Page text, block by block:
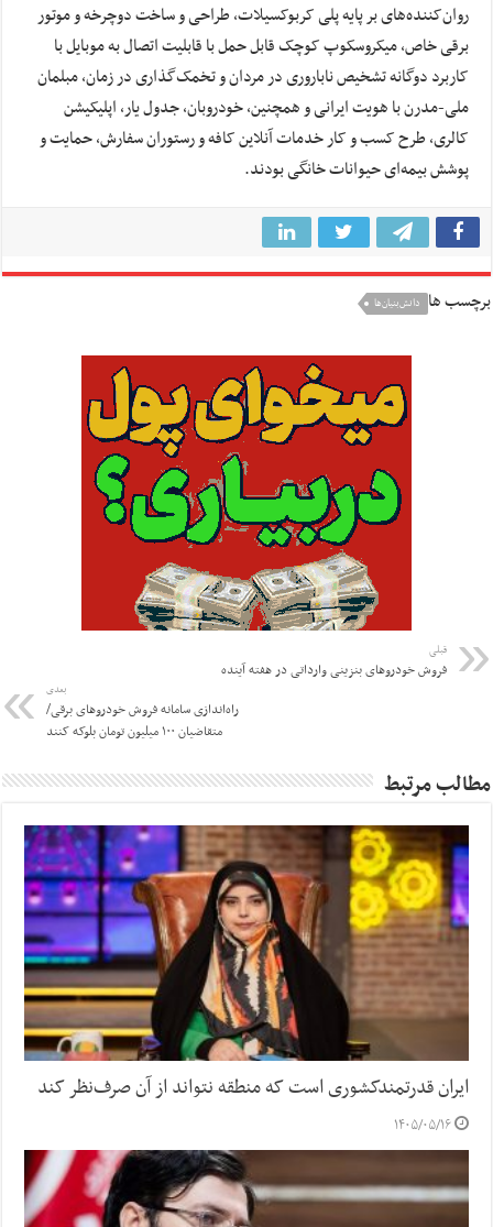
روان‌کننده‌های بر پایه پلی کربوکسیلات، طراحی و ساخت دوچرخه‌ و موتور
برقی خاص، میکروسکوپ کوچک قابل حمل با قابلیت اتصال به موبایل با
کاربرد دوگانه تشخیص ناباروری در مردان و تخمک‌گذاری در زمان، مبلمان
ملی-مدرن با هویت ایرانی و همچنین، خودروبان، جدول یار، اپلیکیشن
کالری، طرح کسب و کار خدمات آنلاین کافه و رستوران سفارش، حمایت و
پوشش بیمه‌ای حیوانات خانگی بودند.
برچسب ها دانش‌بنیان‌ها
قبلی
​فروش خودروهای بنزینی وارداتی در هفته آینده
بعدی
راه‌اندازی سامانه‌ فروش خودروهای برقی/
متقاضیان ۱۰۰ میلیون تومان بلوکه کنند
مطالب مرتبط
ایران قدرتمندکشوری است که منطقه نتواند از آن صرف‌نظر کند
۱۴۰۵/۰۵/۱۶